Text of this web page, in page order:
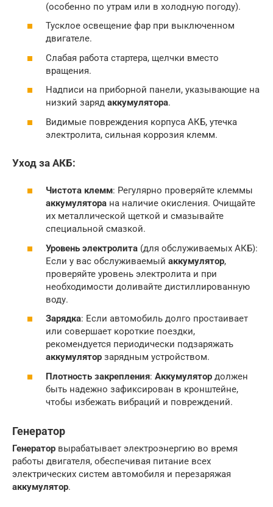
(особенно по утрам или в холодную погоду).
Тусклое освещение фар при выключенном
двигателе.
Слабая работа стартера, щелчки вместо
вращения.
Надписи на приборной панели, указывающие на
низкий заряд аккумулятора.
Видимые повреждения корпуса АКБ, утечка
электролита, сильная коррозия клемм.
Уход за АКБ:
Чистота клемм: Регулярно проверяйте клеммы
аккумулятора на наличие окисления. Очищайте
их металлической щеткой и смазывайте
специальной смазкой.
Уровень электролита (для обслуживаемых АКБ):
Если у вас обслуживаемый аккумулятор,
проверяйте уровень электролита и при
необходимости доливайте дистиллированную
воду.
Зарядка: Если автомобиль долго простаивает
или совершает короткие поездки,
рекомендуется периодически подзаряжать
аккумулятор зарядным устройством.
Плотность закрепления: Аккумулятор должен
быть надежно зафиксирован в кронштейне,
чтобы избежать вибраций и повреждений.
Генератор
Генератор вырабатывает электроэнергию во время
работы двигателя, обеспечивая питание всех
электрических систем автомобиля и перезаряжая
аккумулятор.